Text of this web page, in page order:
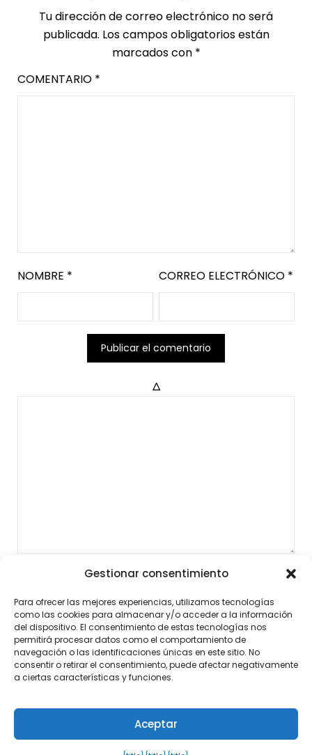
Tu dirección de correo electrónico no será
publicada. Los campos obligatorios están
marcados con *
COMENTARIO *
NOMBRE * CORREO ELECTRÓNICO *
Δ
©2026 Noticias al Momento| Diseño:Tema de
Gestionar consentimiento
Para ofrecer las mejores experiencias, utilizamos tecnologías
como las cookies para almacenar y/o acceder a la información
del dispositivo. El consentimiento de estas tecnologías nos
permitirá procesar datos como el comportamiento de
navegación o las identificaciones únicas en este sitio. No
consentir o retirar el consentimiento, puede afectar negativamente
a ciertas características y funciones.
Aceptar